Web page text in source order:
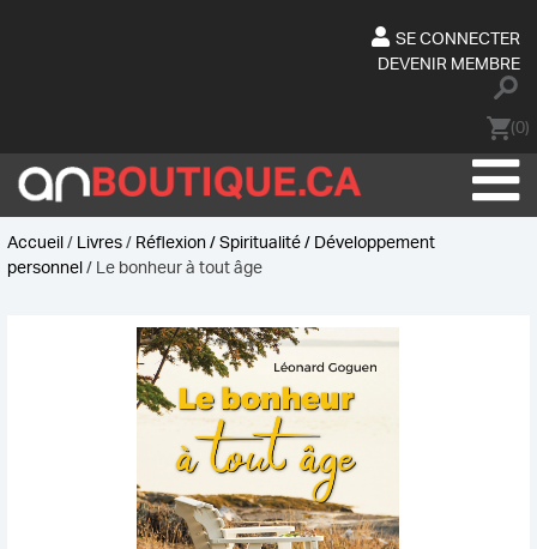
SE CONNECTER
DEVENIR MEMBRE
(0)
Accueil/ Livres/ Réflexion / Spiritualité / Développement
personnel/ Le bonheur à tout âge